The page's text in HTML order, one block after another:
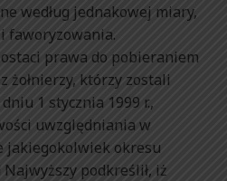
według jednakowej miary,
faworyzowania.
prawa do pobieraniem
żołnierzy, którzy zostali
1 stycznia 1999 r.,
uwzględniania w
jakiegokolwiek okresu
Najwyższy podkreślił, iż